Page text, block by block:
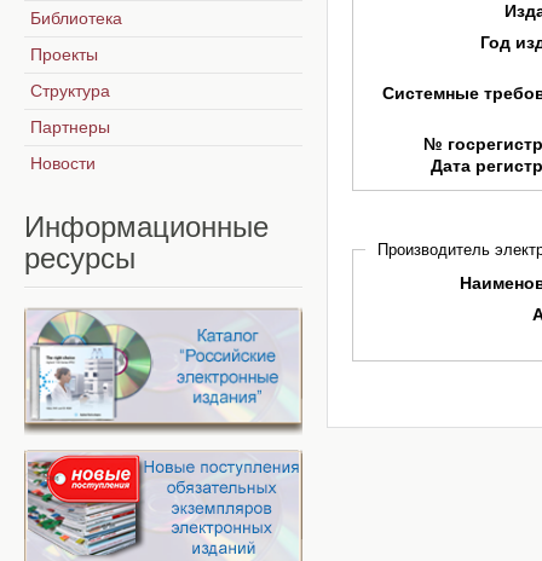
Год
Системные
№
Дата
Производитель
Библиотека
Проекты
Структура
Партнеры
Новости
Информационные
ресурсы